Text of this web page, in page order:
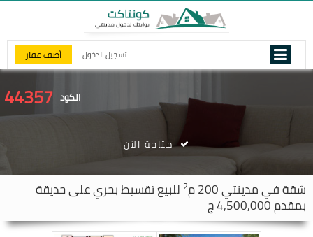
تسجيل الدخول أضف عقار
الكود 44357
شقة فيمدينتي 2 للبيع تقسيط بحري على حديقة
بمقدم 4,500,000 ج
متاحة الآن